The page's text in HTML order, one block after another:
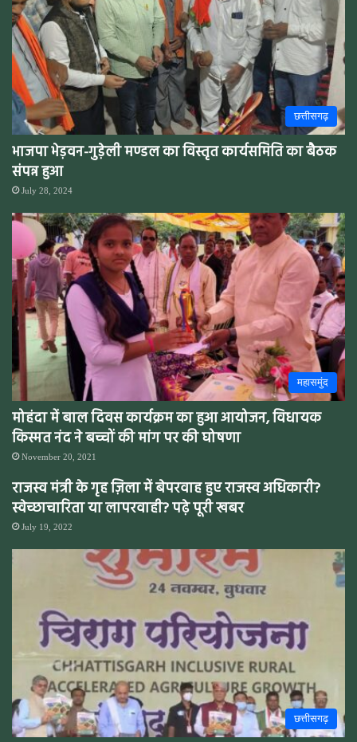
छत्तीसगढ़
भाजपा भेड़वन-गुड़ेली मण्डल का विस्तृत कार्यसमिति का बैठक
संपन्न हुआ
July 28, 2024
महासमुंद
मोहंदा में बाल दिवस कार्यक्रम का हुआ आयोजन, विधायक
किस्मत नंद ने बच्चों की मांग पर की घोषणा
November 20, 2021
राजस्व मंत्री के गृह ज़िला में बेपरवाह हुए राजस्व अधिकारी?
स्वेच्छाचारिता या लापरवाही? पढ़े पूरी खबर
July 19, 2022
छत्तीसगढ़